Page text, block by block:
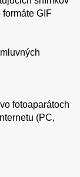
GIF
fotoaparátoch
(PC,